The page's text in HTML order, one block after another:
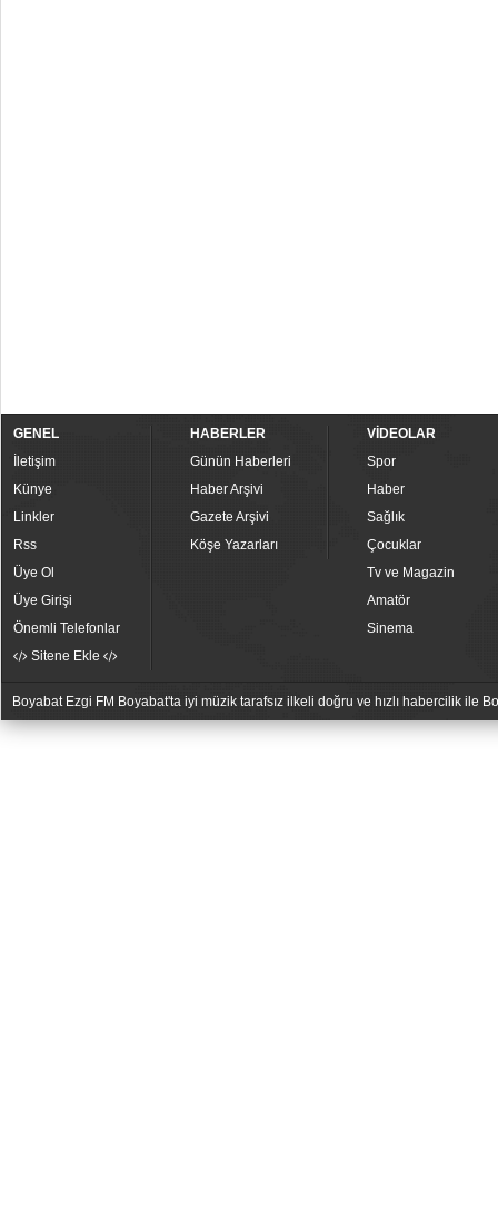
GENEL
İletişim
Künye
Linkler
Rss
Üye Ol
Üye Girişi
Önemli Telefonlar
Sitene Ekle
HABERLER
Günün Haberleri
Haber Arşivi
Gazete Arşivi
Köşe Yazarları
VİDEOLAR
Spor
Haber
Sağlık
Çocuklar
Tv ve Magazin
Amatör
Sinema
Boyabat Ezgi FM Boyabat'ta iyi müzik tarafsız ilkeli doğru ve hızlı habercilik ile